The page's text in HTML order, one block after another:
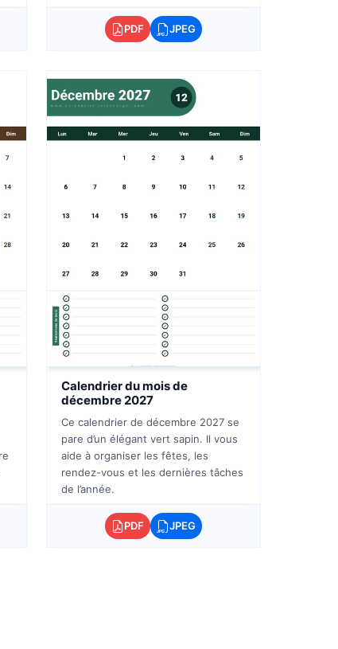
PDF JPEG
Calendrier du mois de
décembre 2027
Ce calendrier de décembre 2027 se
pare d’un élégant vert sapin. Il vous
aide à organiser les fêtes, les
rendez-vous et les dernières tâches
de l’année.
PDF JPEG